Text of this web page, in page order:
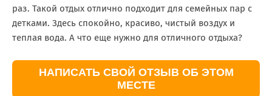
раз. Такой отдых отлично подходит для семейных пар с
детками. Здесь спокойно, красиво, чистый воздух и
теплая вода. А что еще нужно для отличного отдыха?
НАПИСАТЬ СВОЙ ОТЗЫВ ОБ ЭТОМ
МЕСТЕ